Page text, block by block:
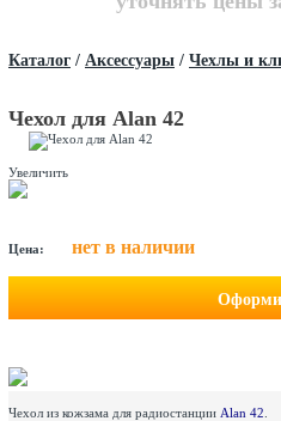
Каталог / Аксессуары / Чехлы и
Чехол для Alan 42
Увеличить
Цена: нет в наличии
Чехол из кожзама для радиостанции Alan 42